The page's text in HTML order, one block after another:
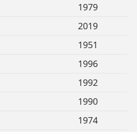
1979
2019
1951
1996
1992
1990
1974